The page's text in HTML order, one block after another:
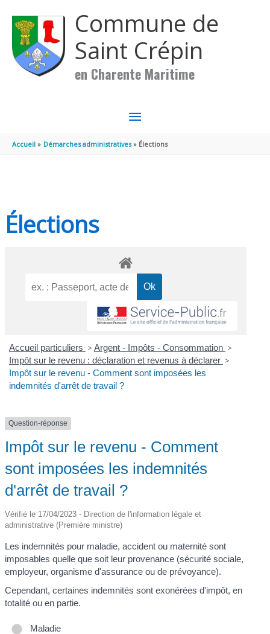
Commune de
Saint Crépin
en Charente Maritime
MENU
PRINCIPAL
Accueil Démarches administratives Élections
Élections
Accueil particuliers > Argent - Impôts - Consommation >
Impôt sur le revenu : déclaration et revenus à déclarer >
Impôt sur le revenu - Comment sont imposées les
indemnités d'arrêt de travail ?
Question-réponse
Impôt sur le revenu - Comment
sont imposées les indemnités
d'arrêt de travail ?
Vérifié le 17/04/2023 - Direction de l'information légale et
administrative (Première ministre)
Les indemnités pour maladie, accident ou maternité sont
imposables quelle que soit leur provenance (sécurité sociale,
employeur, organisme d'assurance ou de prévoyance).
Cependant, certaines indemnités sont exonérées d'impôt, en
totalité ou en partie.
Maladie